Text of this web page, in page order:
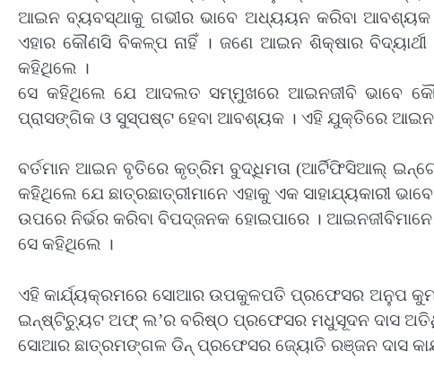
ଆଇନ ବ୍ୟବସ୍ଥାକୁ ଗଭୀର ଭାବେ ଅଧ୍ୟୟନ କରିବା ଆବଶ୍ୟକ
ଏହାର କୌଣସି ବିକଳ୍ପ ନାହିଁ । ଜଣେ ଆଇନ ଶିକ୍ଷାର
କହିଥିଲେ ।
ସେ କହିଥିଲେ ଯେ ଆଦଲତ ସମ୍ମୁଖରେ ଆଇନଜୀବି ଭାବେ
ପ୍ରାସଙ୍ଗିକ ଓ ସୁସ୍ପଷ୍ଟ ହେବା ଆବଶ୍ୟକ । ଏହି ଯୁକ୍ତିରେ
ବର୍ତମାନ ଆଇନ ବୃତିରେ କୃତ୍ରିମ ବୁଦ୍ଧିମତା (ଆର୍ଟିଫିସିଆଲ୍
କହିଥିଲେ ଯେ ଛାତ୍ରଛାତ୍ରୀମାନେ ଏହାକୁ ଏକ ସାହାଯ୍ୟକାରୀ
ଉପରେ ନିର୍ଭର କରିବା ବିପଦ୍‌ଜନକ ହୋଇପାରେ ।
ସେ କହିଥିଲେ ।
ଏହି କାର୍ଯ୍ୟକ୍ରମରେ ସୋଆର ଉପକୁଳପତି ପ୍ରଫେସର ଅନୁପ
ଇନ୍‌ଷ୍ଟିଚ୍ୟୁଟ ଅଫ୍ ଲ’ର ବରିଷ୍ଠ ପ୍ରଫେସର ମଧୁସୂଦନ ଦାସ
ସୋଆର ଛାତ୍ରମଙ୍ଗଳ ଡିନ୍ ପ୍ରଫେସର ଜ୍ୟୋତି ରଞ୍ଜନ ଦାସ